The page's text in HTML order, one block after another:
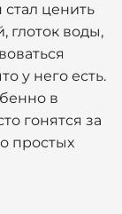
ценить
глоток воды,
у него есть.
в
гонятся за
простых